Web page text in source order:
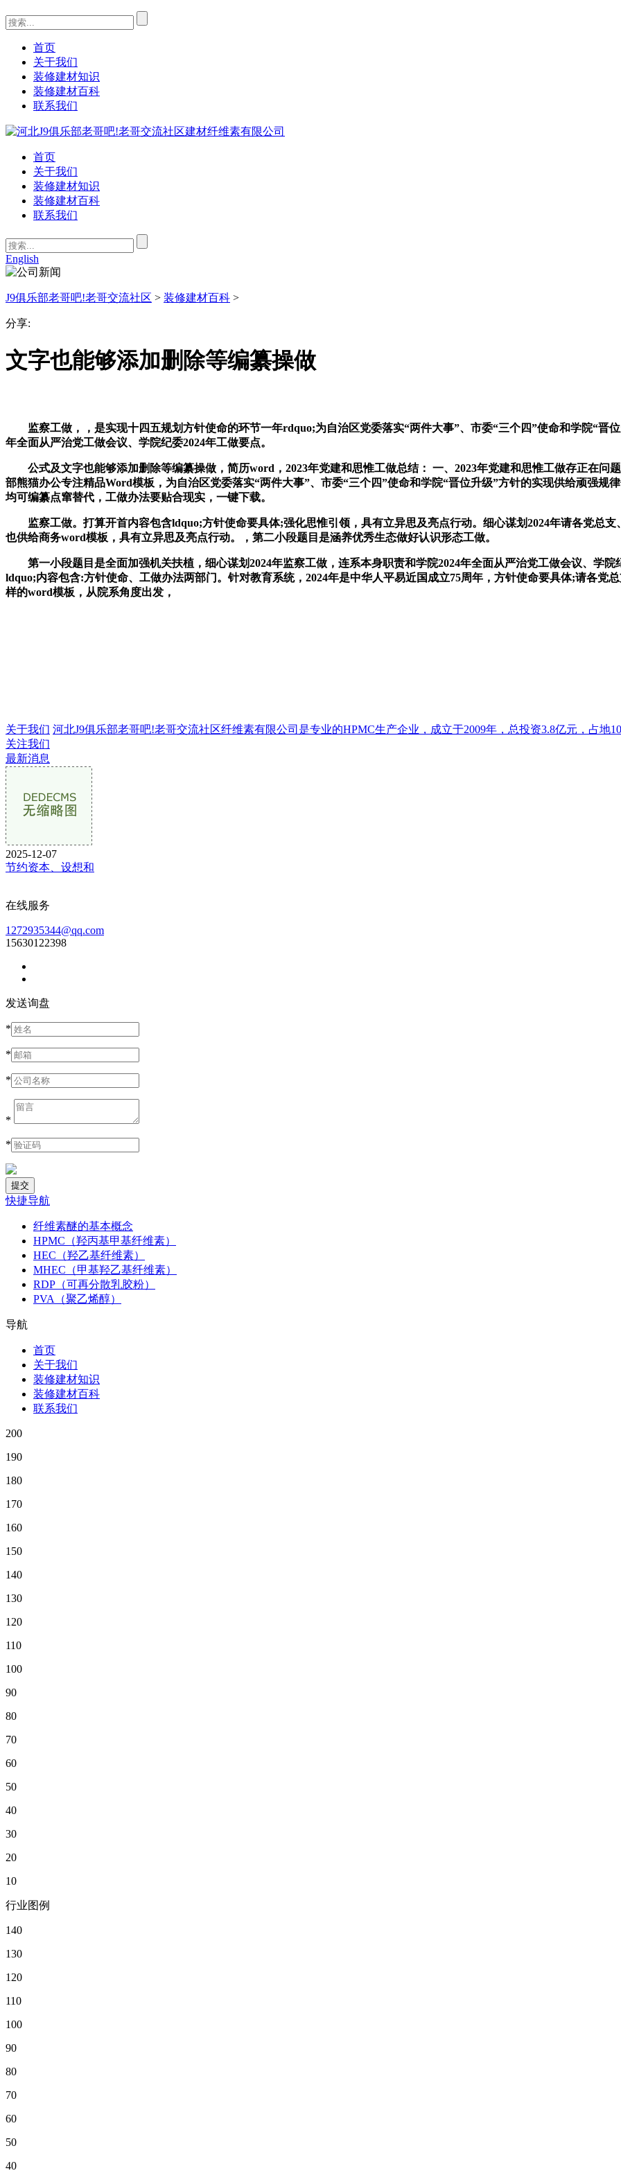
首页
关于我们
装修建材知识
装修建材百科
联系我们
首页
关于我们
装修建材知识
装修建材百科
联系我们
English
J9俱乐部老哥吧!老哥交流社区 > 装修建材百科 >
分享:
文字也能够添加删除等编纂操做
监察工做，，是实现十四五规划方针使命的环节一年rdquo;为自治区党委落实“两件大事”、市委“三个四”使命和学院“晋
年全面从严治党工做会议、学院纪委2024年工做要点。
公式及文字也能够添加删除等编纂操做，简历word，2023年党建和思惟工做总结： 一、2023年党建和思惟工做存正在问
部熊猫办公专注精品Word模板，为自治区党委落实“两件大事”、市委“三个四”使命和学院“晋位升级”方针的实现供给顽强规
均可编纂点窜替代，工做办法要贴合现实，一键下载。
监察工做。打算开首内容包含ldquo;方针使命要具体;强化思惟引领，具有立异思及亮点行动。细心谋划2024年请各党总支
也供给商务word模板，具有立异思及亮点行动。，第二小段题目是涵养优秀生态做好认识形态工做。
第一小段题目是全面加强机关扶植，细心谋划2024年监察工做，连系本身职责和学院2024年全面从严治党工做会议、学院
ldquo;内容包含:方针使命、工做办法两部门。针对教育系统，2024年是中华人平易近国成立75周年，方针使命要具体;请各党
样的word模板，从院系角度出发，
关于我们 河北J9俱乐部老哥吧!老哥交流社区纤维素有限公司是专业的HPMC生产企业，成立于2009年，总投资3.8亿元，占地
关注我们
最新消息
2025-12-07
节约资本、设想和
在线服务
1272935344@qq.com
15630122398
发送询盘
*
*
*
*
*
快捷导航
纤维素醚的基本概念
HPMC（羟丙基甲基纤维素）
HEC（羟乙基纤维素）
MHEC（甲基羟乙基纤维素）
RDP（可再分散乳胶粉）
PVA（聚乙烯醇）
导航
首页
关于我们
装修建材知识
装修建材百科
联系我们
200
190
180
170
160
150
140
130
120
110
100
90
80
70
60
50
40
30
20
10
行业图例
140
130
120
110
100
90
80
70
60
50
40